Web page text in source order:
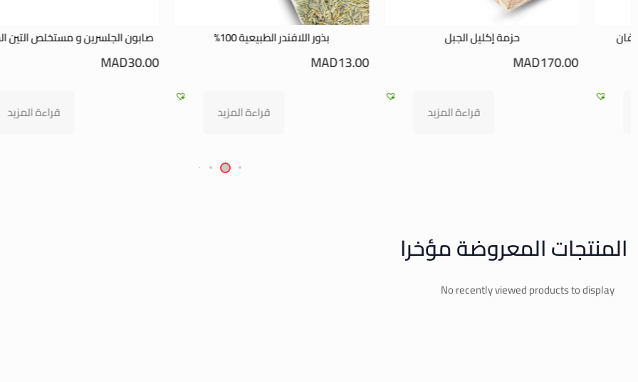
بذور اللافندر الطبيعية 100%
13.00
قراءة المزيد
صابون الجلسرين و مستخلص التين الشوكي
30.00
قراءة المزيد
الصابون البلدي بالعنبر و
45.00
إضافة إلى
المنتجات المعروضة مؤخرا
No recently viewed products to display